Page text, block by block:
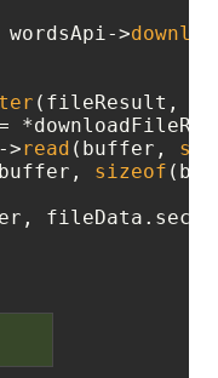
>
(fileResult,
>read (buffer,
sizeof